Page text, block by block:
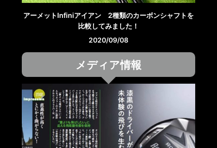
アーメットInfiniアイアン 2種類のカーボンシャフトを
比較してみました！
2020/09/08
メディア情報